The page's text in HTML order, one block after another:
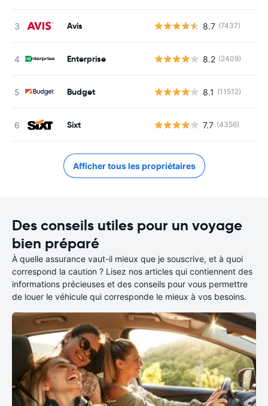
Avis 8.7 (7437)
Enterprise 8.2 (2409)
Budget 8.1 (11512)
Sixt 7.7 (4356)
Afficher tous les propriétaires
Des conseils utiles pour un voyage
bien préparé
À quelle assurance vaut-il mieux que je souscrive, et à quoi
correspond la caution ? Lisez nos articles qui contiennent des
informations précieuses et des conseils pour vous permettre
de louer le véhicule qui corresponde le mieux à vos besoins.